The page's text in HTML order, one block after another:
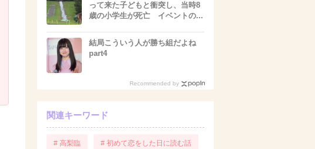
って来た子どもと衝突し、当時8
歳の小学生が死亡 イベントの...
結局こういう人が勝ち組だよね
part4
Recommended by
関連キーワード
# 高梨臨 # 初めて恋をした日に読む話